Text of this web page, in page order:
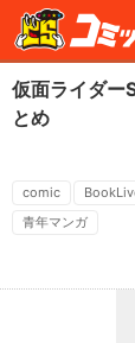
仮面ライダー
とめ
comic
青年マンガ